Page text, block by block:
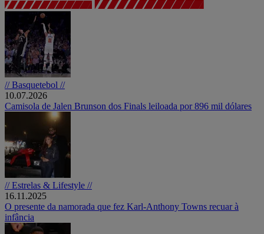
// Basquetebol //
10.07.2026
Camisola de Jalen Brunson dos Finals leiloada por 896 mil dólares
// Estrelas & Lifestyle //
16.11.2025
O presente da namorada que fez Karl-Anthony Towns recuar à
infância